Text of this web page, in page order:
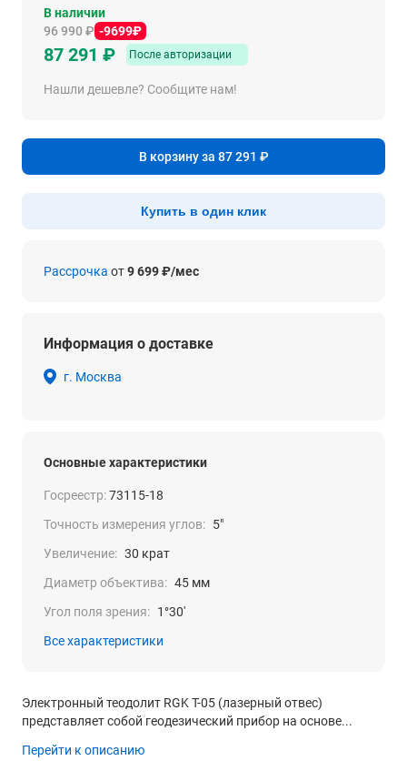
В наличии
96 990 ₽ -9699₽
87 291 ₽ После авторизации
Нашли дешевле? Сообщите нам!
В корзину за 87 291 ₽
Купить в один клик
Рассрочка от9 699 ₽/мес
Информация о доставке
г. Москва
Основные характеристики
Госреестр:73115-18
Точность измерения углов: 5"
Увеличение: 30 крат
Диаметр объектива: 45 мм
Угол поля зрения: 1°30′
Все характеристики
Электронный теодолит RGK T-05 (лазерный отвес)
представляет собой геодезический прибор на основе...
Перейти к описанию